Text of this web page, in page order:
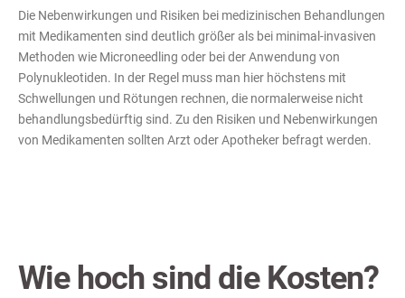
Die Nebenwirkungen und Risiken bei medizinischen Behandlungen
mit Medikamenten sind deutlich größer als bei minimal-invasiven
Methoden wie Microneedling oder bei der Anwendung von
Polynukleotiden. In der Regel muss man hier höchstens mit
Schwellungen und Rötungen rechnen, die normalerweise nicht
behandlungsbedürftig sind. Zu den Risiken und Nebenwirkungen
von Medikamenten sollten Arzt oder Apotheker befragt werden.
Wie hoch sind die Kosten?